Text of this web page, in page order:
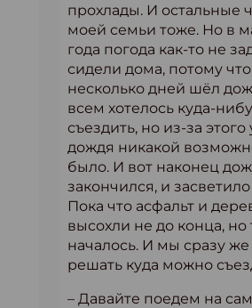
прохлады. И остальные
моей семьи тоже. Но в
года погода как-то не
сидели дома, потому
несколько дней шёл
всем хотелось куда-
съездить, но из-за
дождя никакой
было. И вот наконец
закончился, и
Пока что асфальт и
высохли не до конца, но
началось. И мы сразу же
решать куда можно
– Давайте поедем на